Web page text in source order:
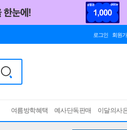
로그인 회원
여름방학혜택 예사단독판매 이달의사